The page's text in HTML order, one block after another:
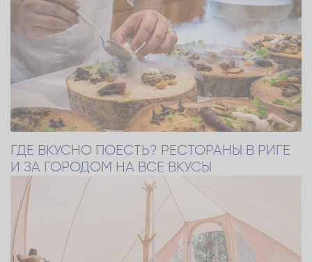
ГДЕ ВКУСНО ПОЕСТЬ? РЕСТОРАНЫ В РИГЕ
И ЗА ГОРОДОМ НА ВСЕ ВКУСЫ